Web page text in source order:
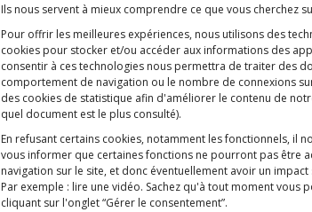
Ils nous servent à mieux comprendre ce que vous cherchez
Pour offrir les meilleures expériences, nous utilisons des
cookies pour stocker et/ou accéder aux informations des
consentir à ces technologies nous permettra de traiter des
comportement de navigation ou le nombre de connexions
des cookies de statistique afin d'améliorer le contenu de
quel document est le plus consulté).
En refusant certains cookies, notamment les fonctionnels, il
vous informer que certaines fonctions ne pourront pas être
navigation sur le site, et donc éventuellement avoir un
Par exemple : lire une vidéo. Sachez qu'à tout moment vous
cliquant sur l'onglet “Gérer le consentement”.